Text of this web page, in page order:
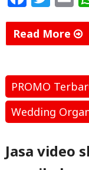
a
c
e
b
o
o
k
w
itt
e
r
m
ai
l
Read More
Pra
wedding
dan
Terbaik
PROMO
Wedding
Jasa video